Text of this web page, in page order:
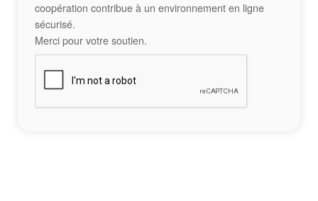
coopération contribue à un environnement en ligne
sécurisé.
Merci pour votre soutien.